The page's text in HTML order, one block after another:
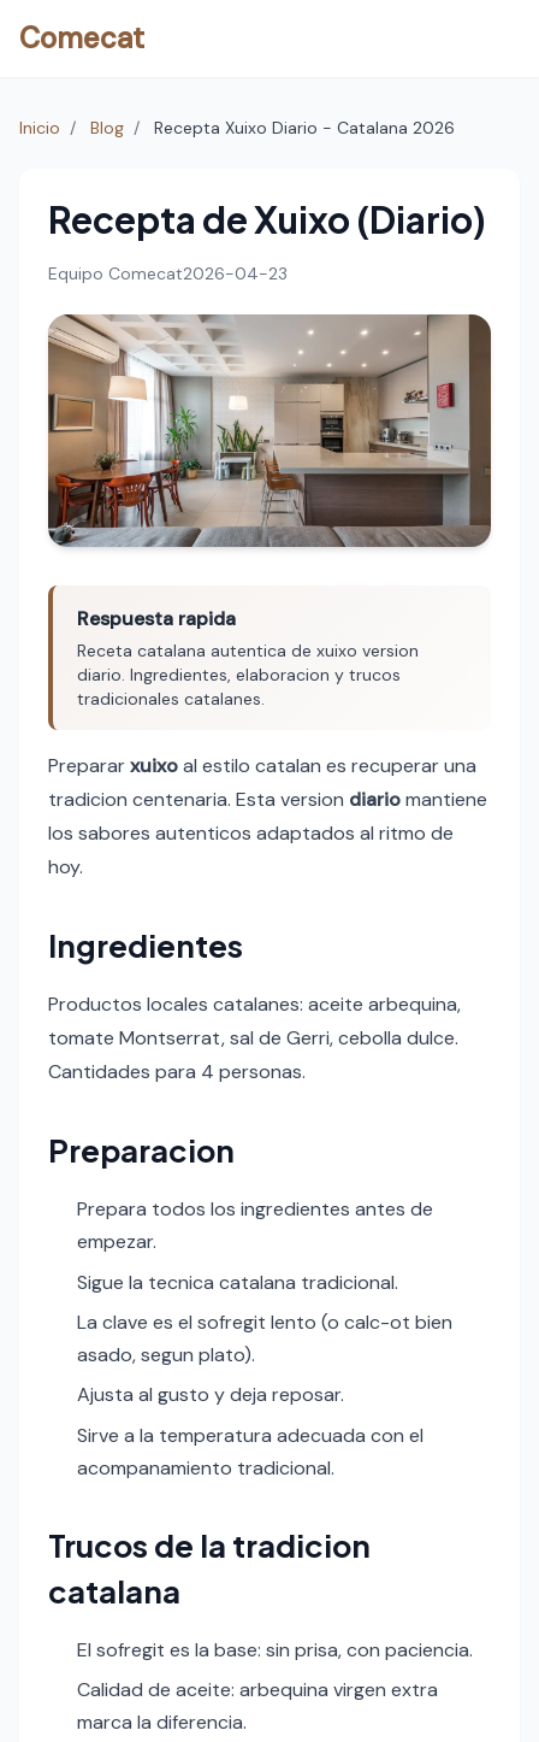
Comecat
Inicio / Blog / Recepta Xuixo Diario - Catalana 2026
Recepta de Xuixo (Diario)
Equipo Comecat2026-04-23
Respuesta rapida
Receta catalana autentica de xuixo version
diario. Ingredientes, elaboracion y trucos
tradicionales catalanes.
Prepararxuixoal estilo catalan es recuperar una
tradicion centenaria. Esta version diariomantiene
los sabores autenticos adaptados al ritmo de
hoy.
Ingredientes
Productos locales catalanes: aceite arbequina,
tomate Montserrat, sal de Gerri, cebolla dulce.
Cantidades para 4 personas.
Preparacion
Prepara todos los ingredientes antes de
empezar.
Sigue la tecnica catalana tradicional.
La clave es el sofregit lento (o calc-ot bien
asado, segun plato).
Ajusta al gusto y deja reposar.
Sirve a la temperatura adecuada con el
acompanamiento tradicional.
Trucos de la tradicion
catalana
El sofregit es la base: sin prisa, con paciencia.
Calidad de aceite: arbequina virgen extra
marca la diferencia.